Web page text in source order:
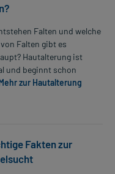
Falten und welche
Falten gibt es
Hautalterung ist
und beginnt schon
zur Hautalterung
Fakten zur